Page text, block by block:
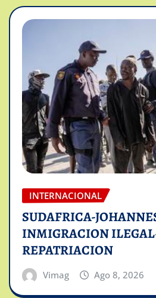
INTERNACIONAL
SUDAFRICA-
INMIGRACION
REPATRIACION
Vimag Ago 8, 2026